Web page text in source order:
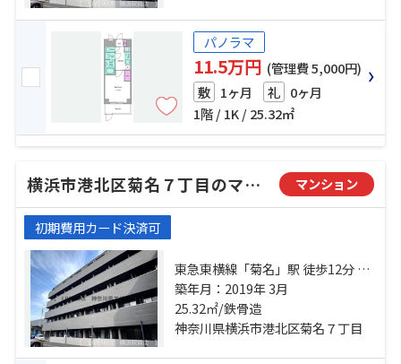
パノラマ
11.5万円 (管理費 5,000円)
敷 1ヶ月 礼 0ヶ月
1階 / 1K / 25.32㎡
横浜市港北区菊名７丁目のマンション マンション
初期費用カード決済可
東急東横線「菊名」駅 徒歩12分 横
浜線「新横浜」駅 徒歩19分 東急新
横浜線「新横浜」駅 徒歩19分
築年月：2019年 3月
25.32㎡/鉄骨造
神奈川県横浜市港北区菊名７丁目